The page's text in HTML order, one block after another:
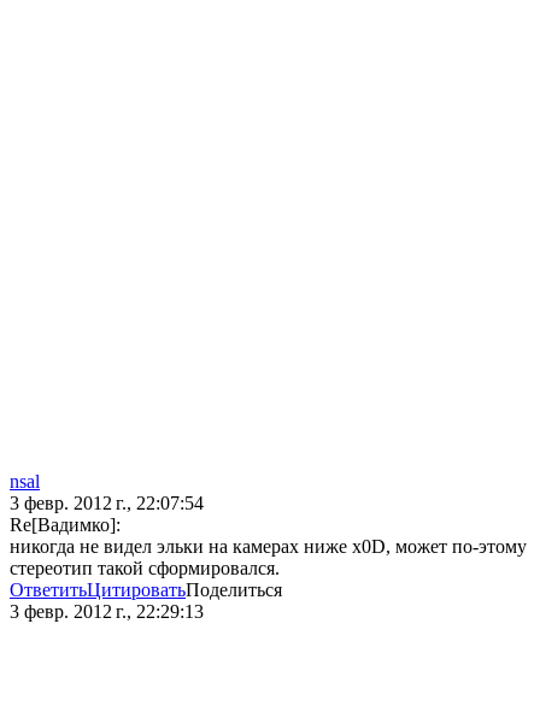
nsal
3 февр. 2012 г., 22:07:54
Re[Вадимко]:
никогда не видел эльки на камерах ниже x0D, может по-этому
стереотип такой сформировался.
ОтветитьЦитироватьПоделиться
3 февр. 2012 г., 22:29:13